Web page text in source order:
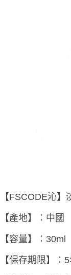
時審查核予不同之
５．嚴禁一人註冊
恩沛科技股份有限
付款後寶雅門市自
每筆NT$80，滿
【FSCODE沁】
【產地】：中國
【容量】：30ml
【保存期限】：